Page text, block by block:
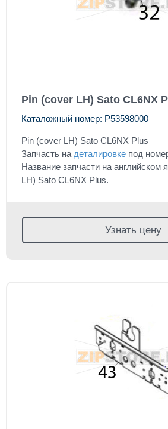
Pin (cover LH) Sato CL6NX
Каталожный номер: P53598000
Pin (cover LH) Sato CL6NX Plus
Запчасть на деталировке под
Название запчасти на английском
LH) Sato CL6NX Plus.
Узнать цену